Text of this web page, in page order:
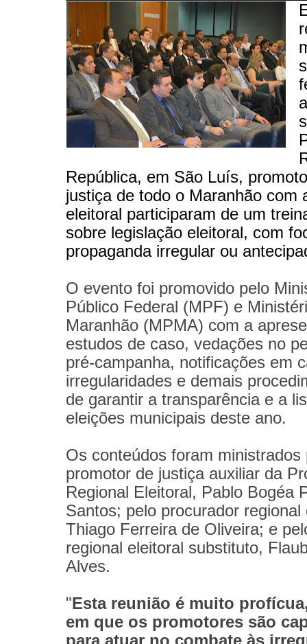
República, em São Luís,
justiça de todo o Maranhão com
eleitoral participaram de um
sobre legislação eleitoral, com
propaganda irregular ou
O evento foi promovido pelo
Público Federal (MPF) e
Maranhão (MPMA) com a
estudos de caso, vedações no
pré-campanha, notificações em
irregularidades e demais
de garantir a transparência e a
eleições municipais deste ano.
Os conteúdos foram ministrados
promotor de justiça auxiliar da
Regional Eleitoral, Pablo Bogéa
Santos; pelo procurador regional
Thiago Ferreira de Oliveira; e
regional eleitoral substituto,
Alves.
"Esta reunião é muito
em que os promotores são
para atuar no combate às